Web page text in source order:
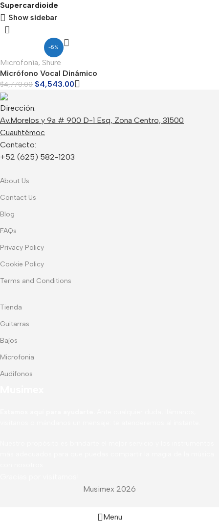
Supercardioide
Show sidebar
-5%
Microfonía, Shure
Micrófono Vocal Dinámico
Supercardioide Shure Beta
58A
$4,770.00 $4,543.00
Dirección:
Av.Morelos y 9a # 900 D-1 Esq, Zona Centro, 31500
Cuauhtémoc
Contacto:
+52 (625) 582-1203
About Us
Contact Us
Blog
FAQs
Privacy Policy
Cookie Policy
Terms and Conditions
Tienda
Guitarras
Bajos
Microfonia
Audifonos
Musimex 2026
Menu